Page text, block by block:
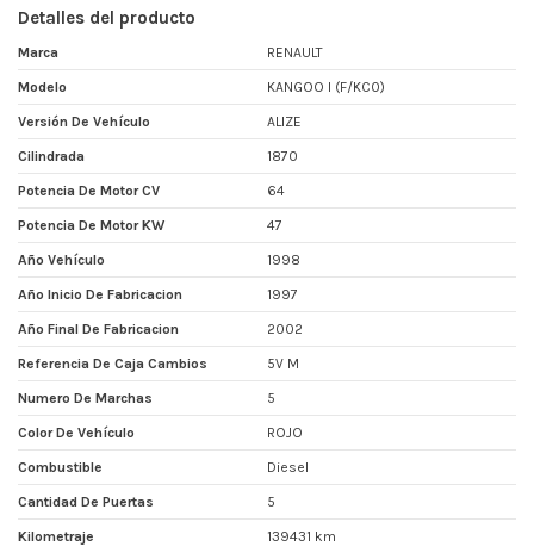
Detalles del producto
Marca RENAULT
Modelo KANGOO I (F/KC0)
Versión De Vehículo ALIZE
Cilindrada 1870
Potencia De Motor CV 64
Potencia De Motor KW 47
Año Vehículo 1998
Año Inicio De Fabricacion 1997
Año Final De Fabricacion 2002
Referencia De Caja Cambios 5V M
Numero De Marchas 5
Color De Vehículo ROJO
Combustible Diesel
Cantidad De Puertas 5
Kilometraje 139431 km